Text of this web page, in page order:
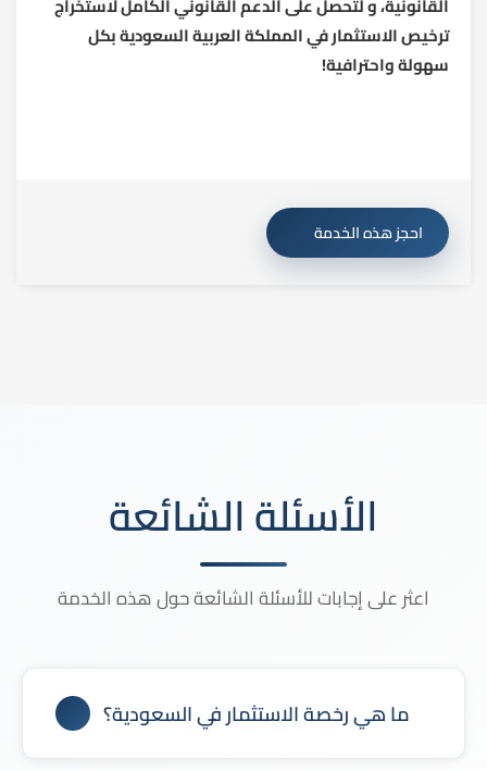
ترخيص الاستثمار في المملكة العربية السعودية بكل
سهولة واحترافية!
احجز هذه الخدمة
الأسئلة الشائعة
اعثر على إجابات للأسئلة الشائعة حول هذه الخدمة
ما هي رخصة الاستثمار في السعودية؟